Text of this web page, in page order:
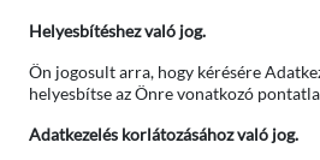
Helyesbítéshez való jog.
Ön jogosult arra, hogy kérésére
helyesbítse az Önre vonatkozó
Adatkezelés korlátozásához való jog.